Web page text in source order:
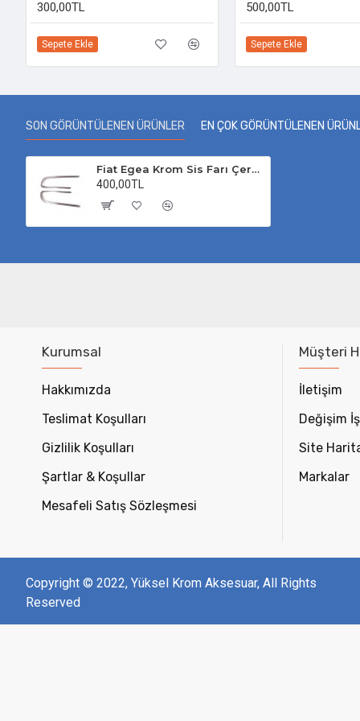
300,00TL
Sepete Ekle
500,00TL
Sepete Ekle
SON GÖRÜNTÜLENEN ÜRÜNLER EN ÇOK GÖRÜNTÜLENEN
Fiat Egea Krom Sis Farı Çerçevesi 2014-2020 Uyumlu
400,00TL
Kurumsal
Hakkımızda
Teslimat Koşulları
Gizlilik Koşulları
Şartlar & Koşullar
Mesafeli Satış Sözleşmesi
Müşteri
İletişim
Değişim
Site
Markalar
Copyright © 2022, Yüksel Krom Aksesuar, All Rights
Reserved